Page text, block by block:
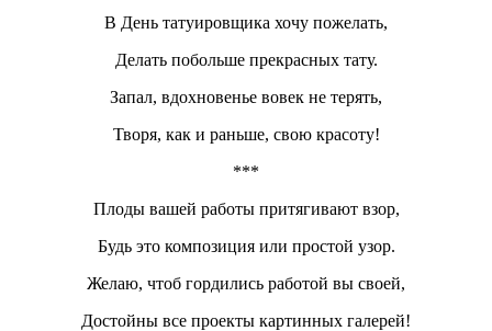
В День татуировщика хочу пожелать,
Делать побольше прекрасных тату.
Запал, вдохновенье вовек не терять,
Творя, как и раньше, свою красоту!
***
Плоды вашей работы притягивают взор,
Будь это композиция или простой узор.
Желаю, чтоб гордились работой вы своей,
Достойны все проекты картинных галерей!